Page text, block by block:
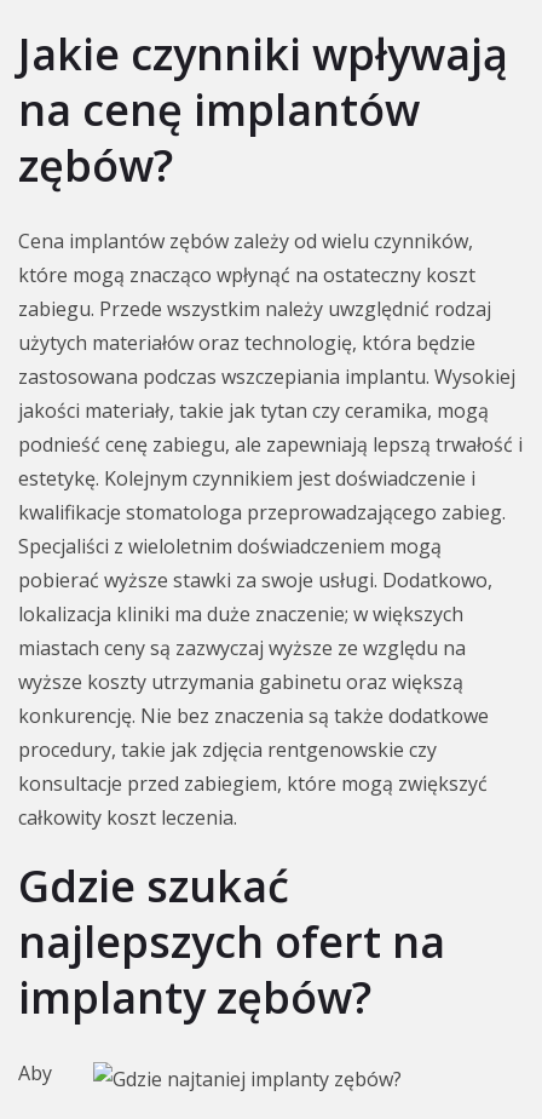
Jakie czynniki wpływają
na cenę implantów
zębów?
Cena implantów zębów zależy od wielu czynników,
które mogą znacząco wpłynąć na ostateczny koszt
zabiegu. Przede wszystkim należy uwzględnić rodzaj
użytych materiałów oraz technologię, która będzie
zastosowana podczas wszczepiania implantu. Wysokiej
jakości materiały, takie jak tytan czy ceramika, mogą
podnieść cenę zabiegu, ale zapewniają lepszą trwałość i
estetykę. Kolejnym czynnikiem jest doświadczenie i
kwalifikacje stomatologa przeprowadzającego zabieg.
Specjaliści z wieloletnim doświadczeniem mogą
pobierać wyższe stawki za swoje usługi. Dodatkowo,
lokalizacja kliniki ma duże znaczenie; w większych
miastach ceny są zazwyczaj wyższe ze względu na
wyższe koszty utrzymania gabinetu oraz większą
konkurencję. Nie bez znaczenia są także dodatkowe
procedury, takie jak zdjęcia rentgenowskie czy
konsultacje przed zabiegiem, które mogą zwiększyć
całkowity koszt leczenia.
Gdzie szukać
najlepszych ofert na
implanty zębów?
Aby